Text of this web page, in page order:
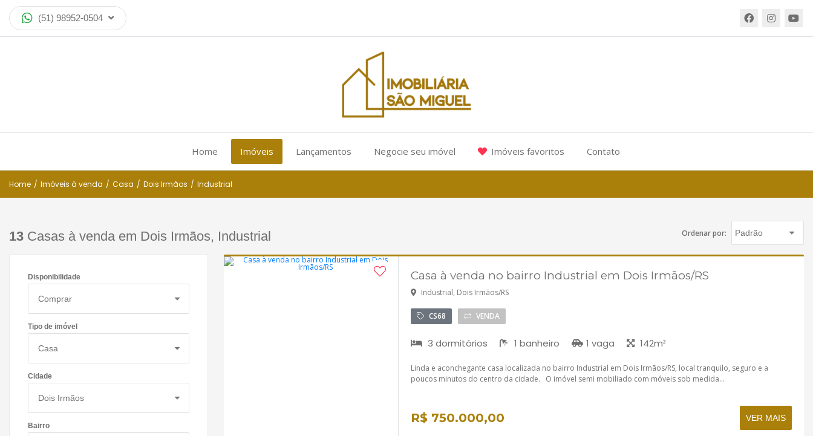
(51) 98952-0504
Home Imóveis Lançamentos Negocie seu imóvel Imóveis favoritos Contato
Home / Imóveis à venda / Casa / Dois Irmãos / Industrial
13 Casas à venda em Dois Irmãos, Industrial Ordenar por:
Disponibilidade
Tipo de imóvel
Cidade
Bairro
Casa à venda no bairro Industrial em Dois Irmãos/RS
Industrial, Dois Irmãos/RS
CS68 VENDA
3 dormitórios 1 banheiro 1 vaga 142m²
Linda e aconchegante casa localizada no bairro Industrial em Dois Irmãos/RS, local tranquilo, seguro e a
poucos minutos do centro da cidade. O imóvel semi mobiliado com móveis sob medida...
R$ 750.000,00 VER MAIS